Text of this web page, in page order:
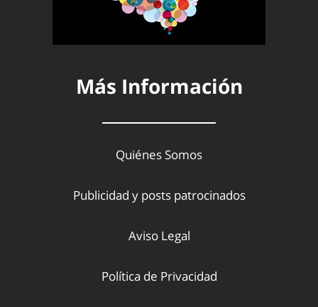
Más Información
Quiénes Somos
Publicidad y posts patrocinados
Aviso Legal
Política de Privacidad